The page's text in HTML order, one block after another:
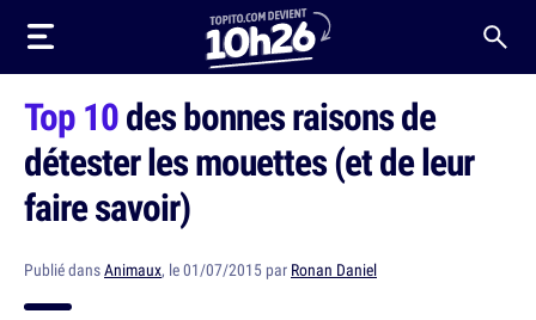
Top 10des bonnes raisons de
détester les mouettes (et de leur
faire savoir)
Publié dansAnimaux, le 01/07/2015 par Ronan Daniel